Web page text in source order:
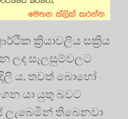
ක්‍රියාවලිය සක්‍රිය
ලද සැලසුම්වලට
ය. තවත් බොහෝ
යා යුතු බවට
ලැබෙමින් තිබෙනවා